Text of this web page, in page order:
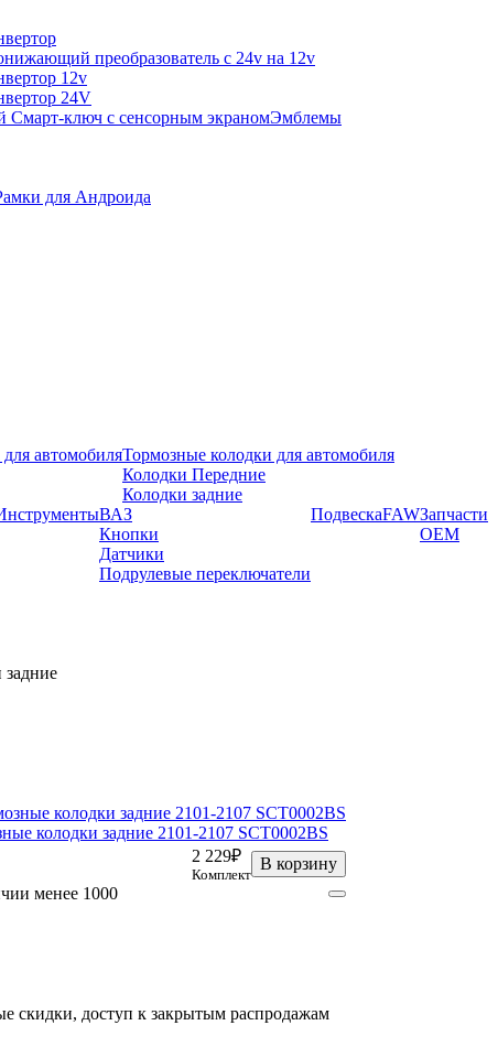
преобразователь с 24v на 12v
12v
24V
Смарт-ключ с сенсорным экраномЭмблемы
для Андроида
автомобиляТормозные колодки для автомобиля
Колодки Передние
Колодки задние
ВАЗ
Кнопки
Датчики
Подрулевые переключатели
ПодвескаFAWЗапчасти
OEM
колодки задние 2101-2107 SCT0002BS
2 229₽
Комплект
В корзину
менее 1000
скидки, доступ к закрытым распродажам